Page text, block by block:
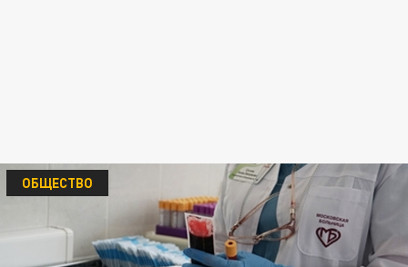
ОБЩЕСТВО